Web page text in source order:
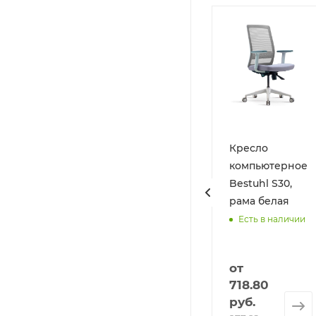
Кресло
компьютерное
Bestuhl S30,
рама белая
Есть в наличии
от
718.80
руб.